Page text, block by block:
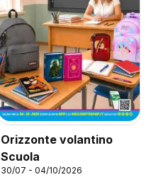
Orizzonte volantino
Scuola
30/07 - 04/10/2026